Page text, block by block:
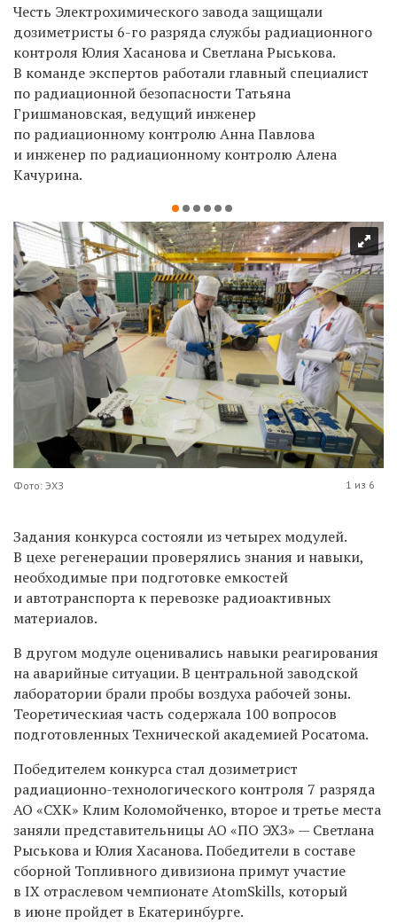
Честь Электрохимического завода защищали
дозиметристы 6-го разряда службы радиационного
контроля Юлия Хасанова и Светлана Рыськова.
В команде экспертов работали главный специалист
по радиационной безопасности Татьяна
Гришмановская, ведущий инженер
по радиационному контролю Анна Павлова
и инженер по радиационному контролю Алена
Качурина.
Фото: ЭХЗ 1 из 6
Задания конкурса состояли из четырех модулей.
В цехе регенерации проверялись знания и навыки,
необходимые при подготовке емкостей
и автотранспорта к перевозке радиоактивных
материалов.
В другом модуле оценивались навыки реагирования
на аварийные ситуации. В центральной заводской
лаборатории брали пробы воздуха рабочей зоны.
Теоретическиая часть содержала 100 вопросов
подготовленных Технической академией Росатома.
Победителем конкурса стал дозиметрист
радиационно-технологического контроля 7 разряда
АО «СХК» Клим Коломойченко, второе и третье места
заняли представительницы АО «ПО ЭХЗ» — Светлана
Рыськова и Юлия Хасанова. Победители в составе
сборной Топливного дивизиона примут участие
в IX отраслевом чемпионате AtomSkills, который
в июне пройдет в Екатеринбурге.